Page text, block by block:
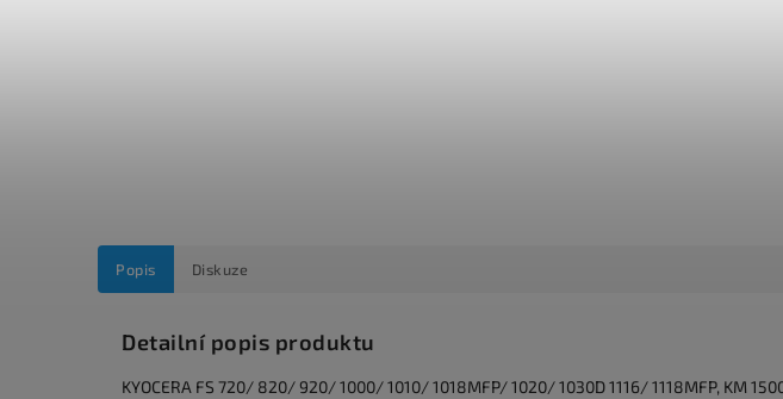
Popis Diskuze
Detailní popis produktu
KYOCERA FS 720/ 820/ 920/ 1000/ 1010/ 1018MFP/ 1020/ 1030D 1116/ 1118MFP, KM